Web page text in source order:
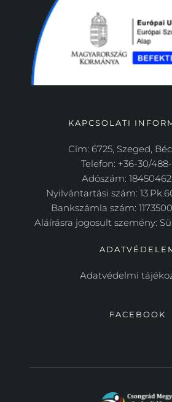
KAPCSOLATI
Cím: 6725, Szeged,
Telefon: +36-30/
Adószám:
Nyilvántartási szám:
Bankszámla szám:
Aláírásra jogosult szemény:
Adatvédelmi
FACEBOOK